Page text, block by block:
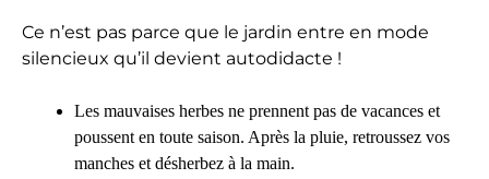
Ce n’est pas parce que le jardin entre en mode
silencieux qu’il devient autodidacte !
Les mauvaises herbes ne prennent pas de vacances et
poussent en toute saison. Après la pluie, retroussez vos
manches et désherbez à la main.